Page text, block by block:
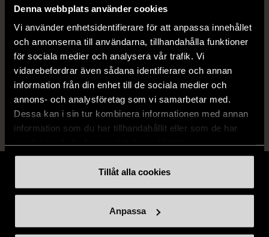
Denna webbplats använder cookies
Vi använder enhetsidentifierare för att anpassa innehållet
och annonserna till användarna, tillhandahålla funktioner
för sociala medier och analysera vår trafik. Vi
vidarebefordrar även sådana identifierare och annan
information från din enhet till de sociala medier och
annons- och analysföretag som vi samarbetar med.
Dessa kan i sin tur kombinera informationen med annan
information som du har tillhandahållit eller som de har
Tillåt alla cookies
Anpassa
Fri frakt på alla köp över 990 kr.
14 dagars ångerrät.